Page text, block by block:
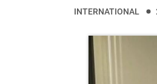
INTERNATIONAL